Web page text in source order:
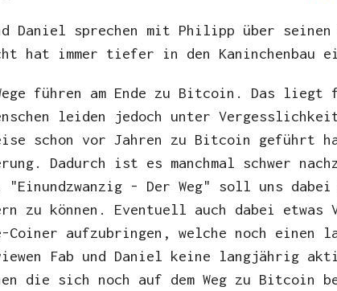
Daniel sprechen mit Philipp über
hat immer tiefer in den Kaninchenbau
führen am Ende zu Bitcoin. Das
leiden jedoch unter
schon vor Jahren zu Bitcoin geführt
Dadurch ist es manchmal schwer
"Einundzwanzig - Der Weg" soll uns
zu können. Eventuell auch dabei etwas
Coiner aufzubringen, welche noch einen
Fab und Daniel keine langjährig
die sich noch auf dem Weg zu Bitcoin